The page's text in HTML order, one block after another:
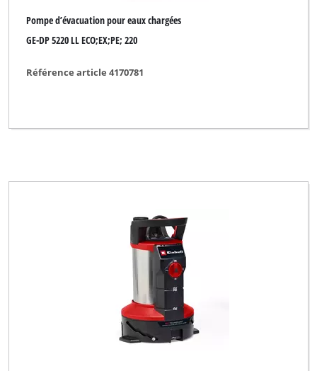
Pompe d’évacuation pour eaux chargées
GE-DP 5220 LL ECO;EX;PE; 220
Référence article 4170781